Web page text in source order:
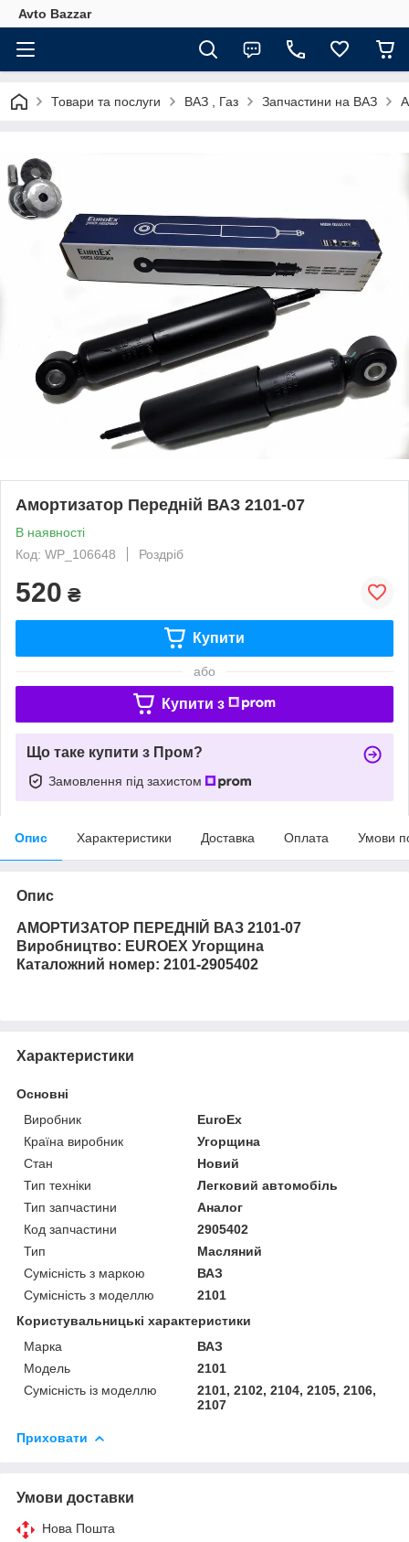
Avto Bazzar
Товари та послуги ВАЗ , Газ Запчастини на ВАЗ
Амортизатор Передній ВАЗ 2101-07
В наявності
Код: WP_106648
Роздріб
520 ₴
Купити
або
Купити з
Що таке купити з Пром?
Замовлення під захистом
Опис Характеристики Доставка Оплата Умови
Опис
АМОРТИЗАТОР ПЕРЕДНІЙ ВАЗ 2101-07
Виробництво: EUROEX Угорщина
Каталожний номер: 2101-2905402
Характеристики
Основні
Виробник
EuroEx
Країна виробник
Угорщина
Стан
Новий
Тип техніки
Легковий автомобіль
Тип запчастини
Аналог
Код запчастини
2905402
Тип
Масляний
Сумісність з маркою
ВАЗ
Сумісність з моделлю
2101
Користувальницькі характеристики
Марка
ВАЗ
Мoдель
2101
Сумісність із моделлю
2101, 2102, 2104, 2105, 2106,
2107
Приховати
Умови доставки
Нова Пошта